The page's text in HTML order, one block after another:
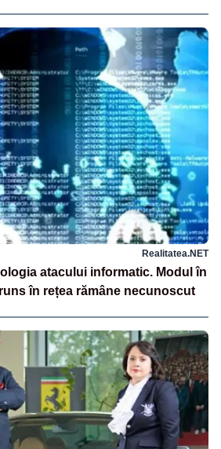
Realitatea.NET
atacului informatic. Modul în
în rețea rămâne necunoscut